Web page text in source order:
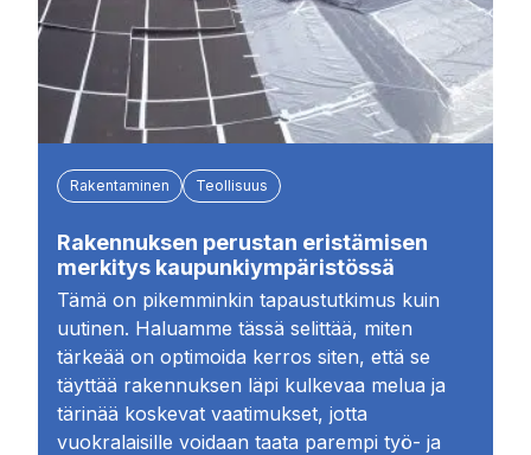
Rakentaminen Teollisuus
Rakennuksen perustan eristämisen
merkitys kaupunkiympäristössä
Tämä on pikemminkin tapaustutkimus kuin
uutinen. Haluamme tässä selittää, miten
tärkeää on optimoida kerros siten, että se
täyttää rakennuksen läpi kulkevaa melua ja
tärinää koskevat vaatimukset, jotta
vuokralaisille voidaan taata parempi työ- ja